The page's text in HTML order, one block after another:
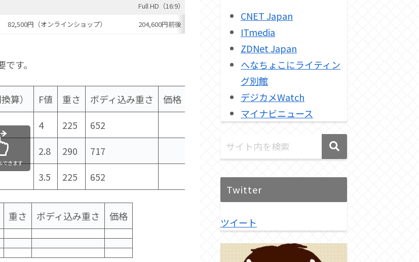
Full HD（16:9）ハイスピード動画
82,500円（オンラインショップ） 204,600円前後
す。
算） F値 重さ ボディ込み重さ
価格
4 225
652
2.8 290
717
3.5 225 652
できます
重さ ボディ込み重さ 価格
CNET Japan
ITmedia
ZDNet Japan
へなちょこにライティン
グ別館
デジカメWatch
マイナビニュース
Twitter
ツイート